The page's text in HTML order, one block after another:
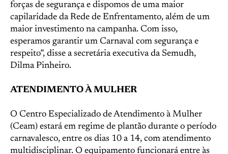
forças de segurança e dispomos de uma maior
capilaridade da Rede de Enfrentamento, além de um
maior investimento na campanha. Com isso,
esperamos garantir um Carnaval com segurança e
respeito”, disse a secretária executiva da Semudh,
Dilma Pinheiro.
ATENDIMENTO À MULHER
O Centro Especializado de Atendimento à Mulher
(Ceam) estará em regime de plantão durante o período
carnavalesco, entre os dias 10 a 14, com atendimento
multidisciplinar. O equipamento funcionará entre às